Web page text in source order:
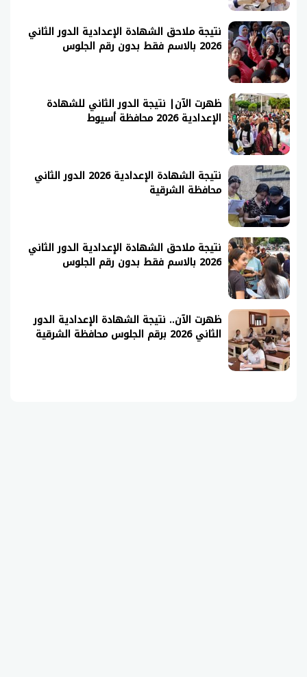
نتيجة ملاحق الشهادة الإعدادية الدور الثاني
2026 بالاسم فقط بدون رقم الجلوس
ظهرت الآن| نتيجة الدور الثاني للشهادة
الإعدادية 2026 محافظة أسيوط
نتيجة الشهادة الإعدادية 2026 الدور الثاني
محافظة الشرقية
نتيجة ملاحق الشهادة الإعدادية الدور الثاني
2026 بالاسم فقط بدون رقم الجلوس
ظهرت الآن.. نتيجة الشهادة الإعدادية الدور
الثاني 2026 برقم الجلوس محافظة الشرقية